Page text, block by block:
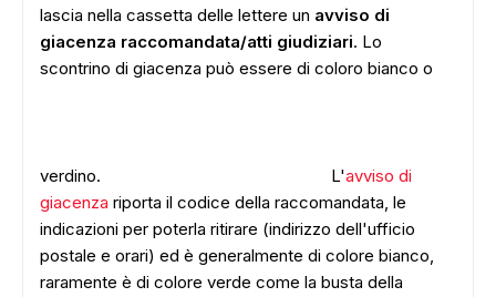
lascia nella cassetta delle lettere un avviso di
giacenza raccomandata/atti giudiziari. Lo
scontrino di giacenza può essere di coloro bianco o
verdino. L'avviso di
giacenza riporta il codice della raccomandata, le
indicazioni per poterla ritirare (indirizzo dell'ufficio
postale e orari) ed è generalmente di colore bianco,
raramente è di colore verde come la busta della